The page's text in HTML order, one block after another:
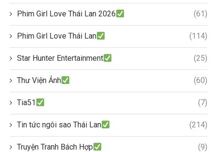
Phim Girl Love Thái Lan 2026 (61)
Phim Girl Love Thái Lan (114)
Star Hunter Entertainment (25)
Thư Viện Ảnh (60)
Tia51 (7)
Tin tức ngôi sao Thái Lan (214)
Truyện Tranh Bách Hợp (9)